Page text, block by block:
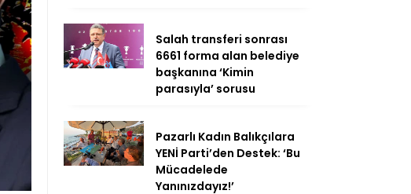
Salah transferi sonrası
6661 forma alan belediye
başkanına ‘Kimin
parasıyla’ sorusu
Pazarlı Kadın Balıkçılara
YENİ Parti’den Destek: ‘Bu
Mücadelede
Yanınızdayız!’